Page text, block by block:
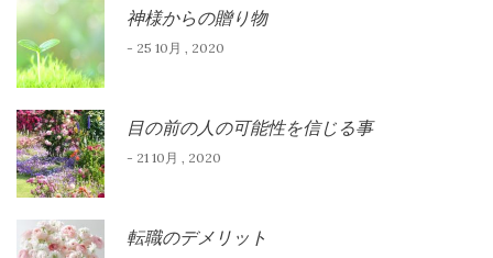
神様からの贈り物
- 25 10月 , 2020
目の前の人の可能性を信じる事
- 21 10月 , 2020
転職のデメリット